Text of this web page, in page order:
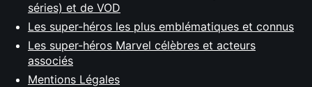
séries) et de VOD
Les super-héros les plus emblématiques et connus
Les super-héros Marvel célèbres et acteurs
associés
Mentions Légales